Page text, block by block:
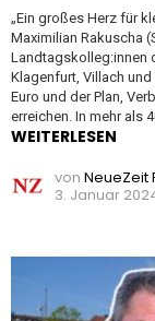
„Ein großes Herz für
Maximilian Rakuscha
Landtagskolleg:innen
Klagenfurt, Villach
Euro und der Plan,
erreichen. In mehr als
WEITERLESEN
von NeueZeit
3. Januar